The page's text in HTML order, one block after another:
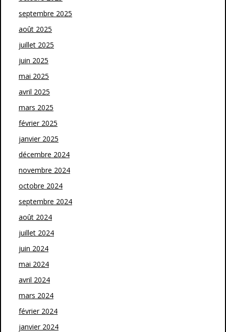
septembre 2025
août 2025
juillet 2025
juin 2025
mai 2025
avril 2025
mars 2025
février 2025
janvier 2025
décembre 2024
novembre 2024
octobre 2024
septembre 2024
août 2024
juillet 2024
juin 2024
mai 2024
avril 2024
mars 2024
février 2024
janvier 2024